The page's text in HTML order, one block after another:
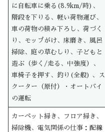
に自転車に乗る(8.9km/時)、
階段を下りる、軽い荷物運び、
車の荷物の積み下ろし、荷づく
り、モップがけ、床磨き、風呂
掃除、庭の草むしり、子どもと
遊ぶ（歩く/走る、中強度）、
車椅子を押す、釣り(全般) 、ス
クーター（原付）・オートバイ
の運転
カーペット掃き、フロア掃き、
掃除機、電気関係の仕事：配線